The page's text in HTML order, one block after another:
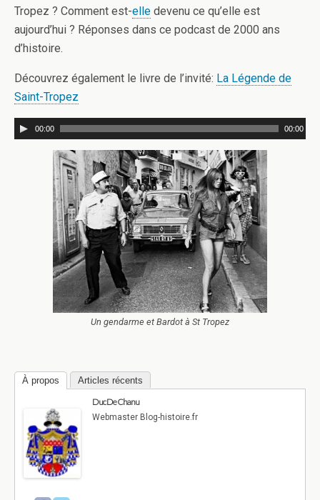
Tropez ? Comment est-elle devenu ce qu’elle est
aujourd’hui ? Réponses dans ce podcast de 2000 ans
d’histoire.
Découvrez également le livre de l’invité: La Légende de
Saint-Tropez
00:00 00:00
Un gendarme et Bardot à St Tropez
À propos
Articles récents
Duc De Chanu
Webmaster Blog-histoire.fr